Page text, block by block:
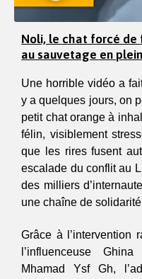
Noli, le chat forcé de
au sauvetage en
Une horrible vidéo a
y a quelques jours, on
petit chat orange à
félin, visiblement
que les rires fusent
escalade du conflit au
des milliers
une chaîne de
Grâce à l’intervention
l’influenceuse
Mhamad Ysf Gh,